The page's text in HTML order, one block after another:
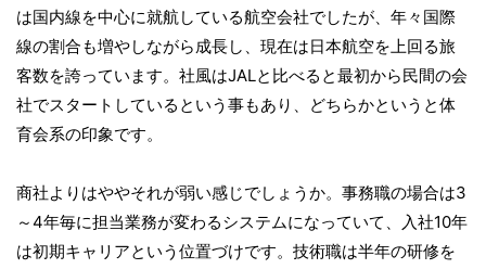
は国内線を中心に就航している航空会社でしたが、年々国際
線の割合も増やしながら成長し、現在は日本航空を上回る旅
客数を誇っています。社風はJALと比べると最初から民間の会
社でスタートしているという事もあり、どちらかというと体
育会系の印象です。
商社よりはややそれが弱い感じでしょうか。事務職の場合は3
～4年毎に担当業務が変わるシステムになっていて、入社10年
は初期キャリアという位置づけです。技術職は半年の研修を